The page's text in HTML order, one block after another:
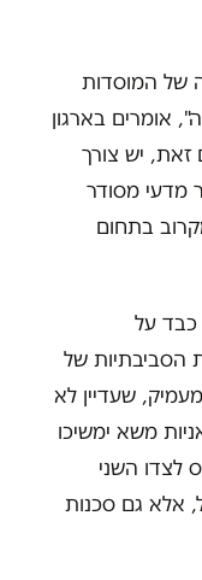
של המוסדות
אומרים בארגון
זאת, יש צורך
מדעי מסודר
בתחום
כבד על
הסביבתיות של
שעדיין לא
משא ימשיכו
לצדו השני
אלא גם סכנות